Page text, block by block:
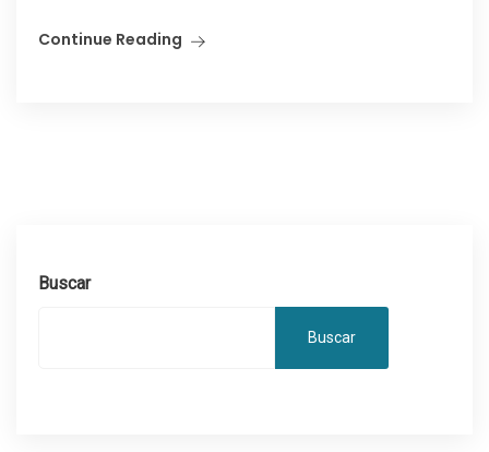
Continue Reading
Buscar
Buscar